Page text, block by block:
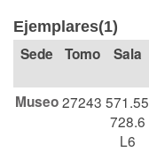
Ejemplares(1)
Tomo Sala
Museo27243 571.55
728.6
L6